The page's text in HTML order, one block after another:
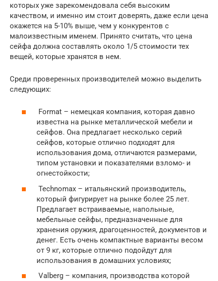
которых уже зарекомендовала себя высоким
качеством, и именно им стоит доверять, даже если цена
окажется на 5-10% выше, чем у конкурентов с
малоизвестным именем. Принято считать, что цена
сейфа должна составлять около 1/5 стоимости тех
вещей, которые хранятся в нем.
Среди проверенных производителей можно выделить
следующих:
Format – немецкая компания, которая давно
известна на рынке металлической мебели и
сейфов. Она предлагает несколько серий
сейфов, которые отлично подходят для
использования дома, отличаются размерами,
типом установки и показателями взломо- и
огнестойкости;
Technomax – итальянский производитель,
который фигурирует на рынке более 25 лет.
Предлагает встраиваемые, напольные,
мебельные сейфы, предназначенные для
хранения оружия, драгоценностей, документов и
денег. Есть очень компактные варианты весом
от 9 кг, которые отлично подойдут для
использования в домашних условиях;
Valberg – компания, производства которой